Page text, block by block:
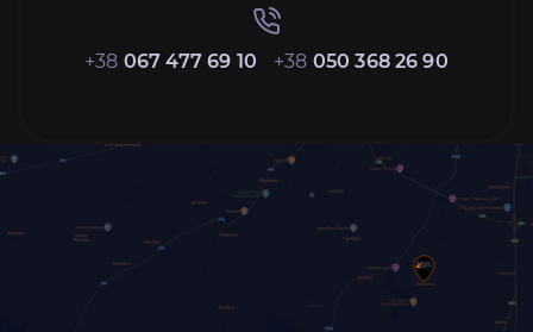
+38 067 477 69 10 +38 050 368 26 90